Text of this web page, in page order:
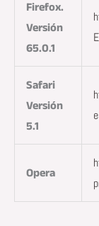
Firefox.
Versión
65.0.1
Safari
Versión
5.1
Opera